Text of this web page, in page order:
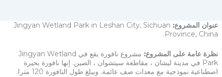
عنوان المشروع: Jingyan Wetland Park in Leshan City, Sichuan
Province, China.
نظرة عامة على المشروع:
مشروع نافورة يقع في Jingyan Wetland
Park في مدينة ليشان ، مقاطعة سيتشوان ، الصين. إنها نافورة بحيرة
اصطناعية نموذجية مع معدات صف عائمة. ويبلغ طول النافورة 120 مترا.